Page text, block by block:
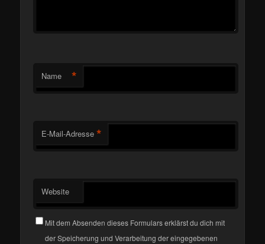
Name *
E-Mail-Adresse *
Website
Mit dem Absenden dieses Formulars erklärst du dich mit
der Speicherung und Verarbeitung der eingegebenen